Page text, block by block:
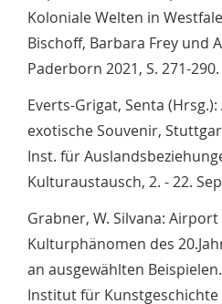
Koloniale Welten in
Bischoff, Barbara Frey und
Paderborn 2021, S. 271-290.
Everts-Grigat, Senta
exotische Souvenir,
Inst. für
Kulturaustausch, 2. - 22.
Grabner, W. Silvana: Airport
Kulturphänomen des
an ausgewählten
Institut für Kunstgeschichte